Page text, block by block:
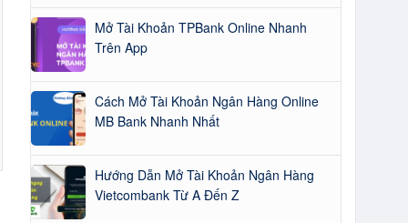
Mở Tài Khoản TPBank Online Nhanh
Trên App
Cách Mở Tài Khoản Ngân Hàng Online
MB Bank Nhanh Nhất
Hướng Dẫn Mở Tài Khoản Ngân Hàng
Vietcombank Từ A Đến Z